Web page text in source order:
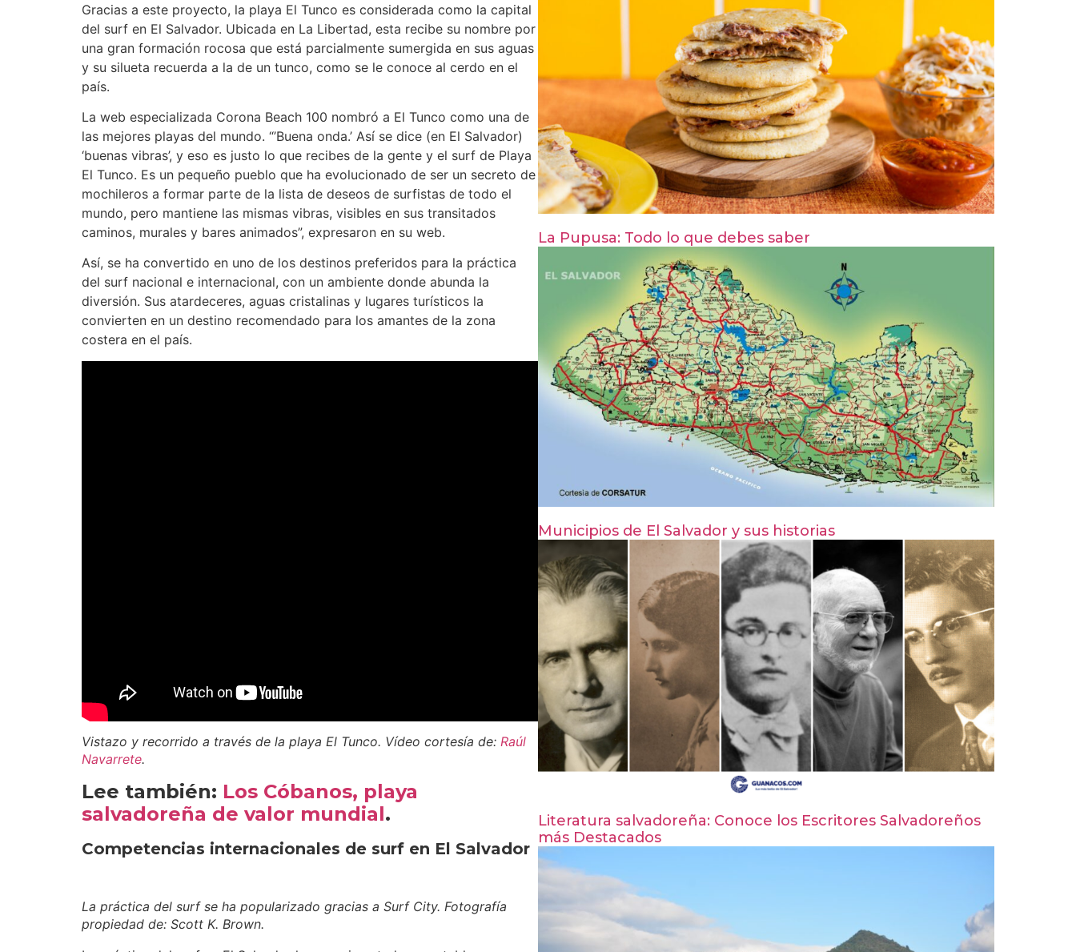
Gracias a este proyecto, la playa El Tunco es considerada como la capital
del surf en El Salvador. Ubicada en La Libertad, esta recibe su nombre por
una gran formación rocosa que está parcialmente sumergida en sus aguas
y su silueta recuerda a la de un tunco, como se le conoce al cerdo en el
país.
La web especializada Corona Beach 100 nombró a El Tunco como una de
las mejores playas del mundo. “’Buena onda.’ Así se dice (en El Salvador)
‘buenas vibras’, y eso es justo lo que recibes de la gente y el surf de Playa
El Tunco. Es un pequeño pueblo que ha evolucionado de ser un secreto de
mochileros a formar parte de la lista de deseos de surfistas de todo el
mundo, pero mantiene las mismas vibras, visibles en sus transitados
caminos, murales y bares animados”, expresaron en su web.
Así, se ha convertido en uno de los destinos preferidos para la práctica
del surf nacional e internacional, con un ambiente donde abunda la
diversión. Sus atardeceres, aguas cristalinas y lugares turísticos la
convierten en un destino recomendado para los amantes de la zona
costera en el país.
Vistazo y recorrido a través de la playa El Tunco. Vídeo cortesía de: Raúl
Navarrete.
Lee también: Los Cóbanos, playa
salvadoreña de valor mundial.
Competencias internacionales de surf en El Salvador
La práctica del surf se ha popularizado gracias a Surf City. Fotografía
propiedad de: Scott K. Brown.
La Pupusa: Todo lo que debes saber
Municipios de El Salvador y sus historias
Literatura salvadoreña: Conoce los Escritores Salvadoreños
más Destacados